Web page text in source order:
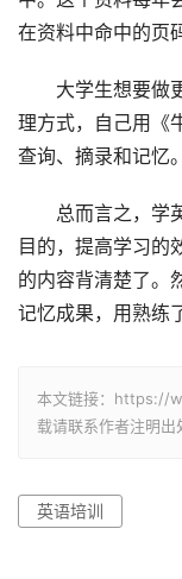
在资料中命中的页
大学生想要做更
理方式，自己用《
查询、摘录和记忆。
总而言之，学英
目的，提高学习的
的内容背清楚了。
记忆成果，用熟练
本文链接：https://
载请联系作者注明出
英语培训